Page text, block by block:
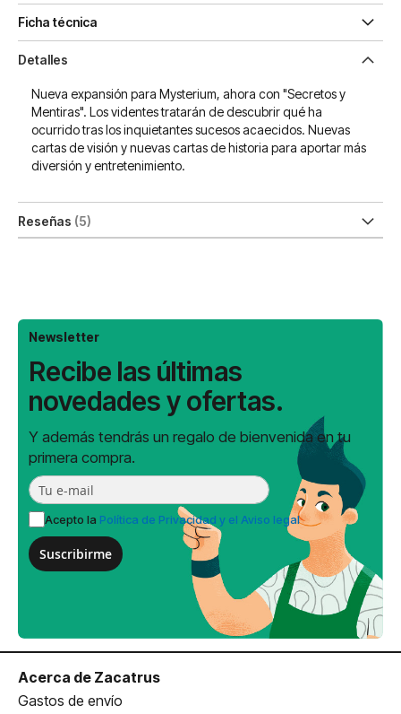
Ficha técnica
Detalles
Nueva expansión para Mysterium, ahora con "Secretos y
Mentiras". Los videntes tratarán de descubrir qué ha
ocurrido tras los inquietantes sucesos acaecidos. Nuevas
cartas de visión y nuevas cartas de historia para aportar más
diversión y entretenimiento.
Reseñas 5
Newsletter
Recibe las últimas
novedades y ofertas.
Y además tendrás un regalo de bienvenida en tu
primera compra.
Acepto la Política de Privacidad y el Aviso legal
Suscribirme
Acerca de Zacatrus
Gastos de envío